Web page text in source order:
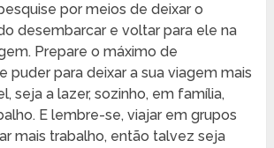
por meios de deixar o
desembarcar e voltar para ele na
Prepare o máximo de
puder para deixar a sua viagem mais
seja a lazer, sozinho, em família,
E lembre-se, viajar em grupos
mais trabalho, então talvez seja